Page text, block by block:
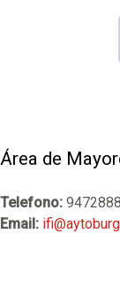
Área de
Telefono:
Email: